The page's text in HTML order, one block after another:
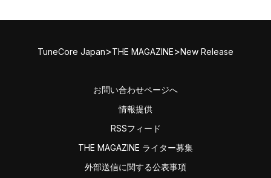
TuneCore Japan>THE MAGAZINE>New Release
お問い合わせページへ
情報提供
RSSフィード
THE MAGAZINE ライター募集
外部送信に関する公表事項